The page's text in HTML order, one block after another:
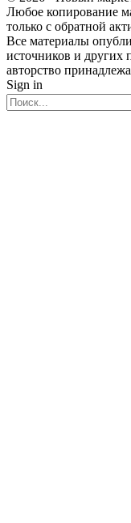
Любое копирование
только с обратной
Все материалы
источников и других
авторство
Sign in